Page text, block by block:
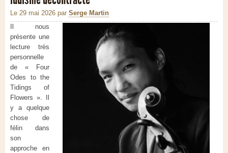
Le 29 mai 2026 par Serge Martin
Il nous
présente une
lecture très
personnelle
de « Four
Odes to the
Tidings of
Flowers ». Il
y a quelque
chose de
félin dans
son
approche en